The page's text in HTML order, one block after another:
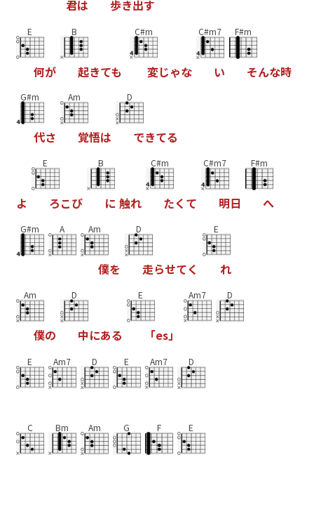
君は 歩き出す
E
何が
B
起きても
C#m
変じゃな
C#m7
い
F#m
そんな時
G#m
代さ
Am
覚悟は
D
できてる
よ
E
ろこび
B
に 触れ
C#m
たく て
C#m7
明日
F#m
へ
G#m A Am
僕を
D
走らせてく
E
れ
Am
僕の
D
中にある
E
「es」
Am7 D
E Am7 D E Am7 D
C Bm Am G F E